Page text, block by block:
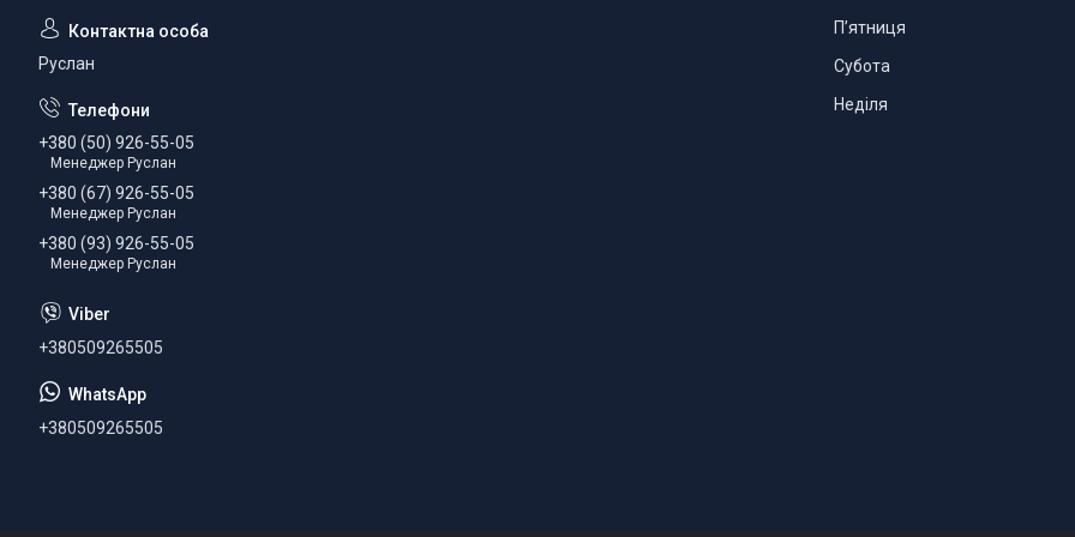
Руслан
+380 (50) 926-55-05
Менеджер Руслан
+380 (67) 926-55-05
Менеджер Руслан
+380 (93) 926-55-05
Менеджер Руслан
+380509265505
+380509265505
Пʼятниця
Субота
Неділя